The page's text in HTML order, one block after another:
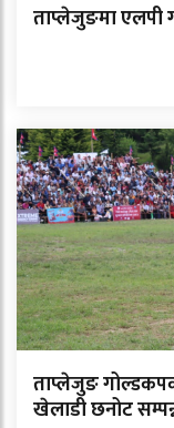
ताप्लेजुङमा एलपी
ताप्लेजुङ
खेलाडी छनोट